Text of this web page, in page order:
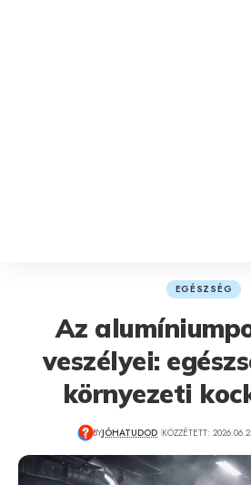
EGÉSZSÉG
Az
veszélyei:
környezeti
BYJÓHATUDOD KÖZZÉTETT: